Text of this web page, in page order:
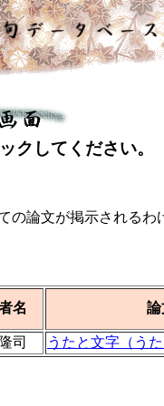
クしてください。
の論文が掲示されるわ
名 論
司 うたと文字（う